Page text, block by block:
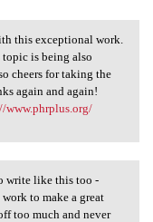
with
this exceptional work.
is being also
cheers for taking the
again and again!
www.phrplus.org/
to
write like this too -
to make a great
too much and never